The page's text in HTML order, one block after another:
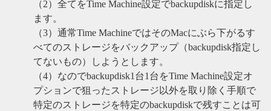
（2）全てをTime Machine設定でbackupdiskに指定し
ます。
（3）通常Time MachineではそのMacにぶら下がるす
べてのストレージをバックアップ（backupdisk指定し
てないもの）しようとします。
（4）なのでbackupdisk1台1台をTime Machine設定オ
プションで狙ったストレージ以外を取り除く手順で
特定のストレージを特定のbackupdiskで残すことは可